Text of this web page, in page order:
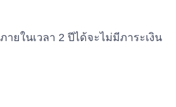
ยในเวลา 2 ปีได้จะไม่มีภาระเงิน